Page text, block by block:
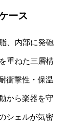
ース
、内部に発砲
重ねた三層構
衝撃性・保温
から楽器を守
シェルが気密